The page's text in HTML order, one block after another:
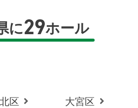
に29ホール
北区
大宮区